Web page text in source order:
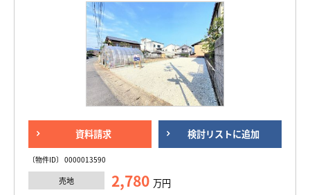
資料請求 検討リストに追加
〔物件ID〕 0000013590
売地 2,780 万円